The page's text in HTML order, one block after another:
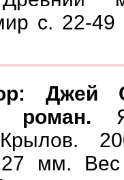
c. 22-49
Джей
роман.
Крылов.
мм.